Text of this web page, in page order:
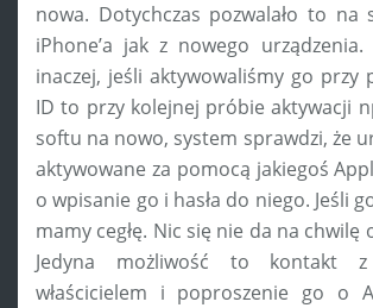
nowa. Dotychczas pozwalało to na
iPhone’a jak z nowego
inaczej, jeśli aktywowaliśmy go przy
ID to przy kolejnej próbie aktywacji
softu na nowo, system sprawdzi, że
aktywowane za pomocą jakiegoś
o wpisanie go i hasła do niego. Jeśli
mamy cegłę. Nic się nie da na chwilę
Jedyna możliwość to kontakt z
właścicielem i poproszenie go o